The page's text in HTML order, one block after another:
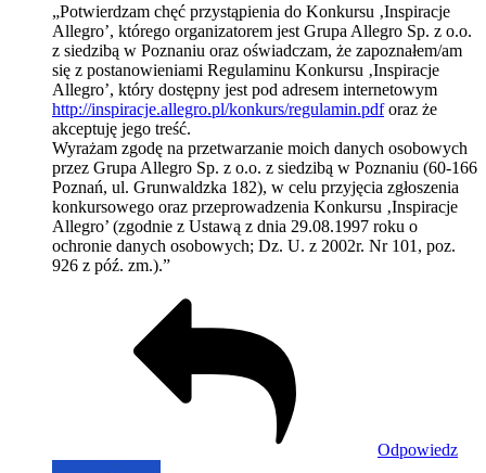
„Potwierdzam chęć przystąpienia do Konkursu ‚Inspiracje
Allegro’, którego organizatorem jest Grupa Allegro Sp. z o.o.
z siedzibą w Poznaniu oraz oświadczam, że zapoznałem/am
się z postanowieniami Regulaminu Konkursu ‚Inspiracje
Allegro’, który dostępny jest pod adresem internetowym
http://inspiracje.allegro.pl/konkurs/regulamin.pdforaz że
akceptuję jego treść.
Wyrażam zgodę na przetwarzanie moich danych osobowych
przez Grupa Allegro Sp. z o.o. z siedzibą w Poznaniu (60-166
Poznań, ul. Grunwaldzka 182), w celu przyjęcia zgłoszenia
konkursowego oraz przeprowadzenia Konkursu ‚Inspiracje
Allegro’ (zgodnie z Ustawą z dnia 29.08.1997 roku o
ochronie danych osobowych; Dz. U. z 2002r. Nr 101, poz.
926 z póź. zm.).”
Odpowiedz